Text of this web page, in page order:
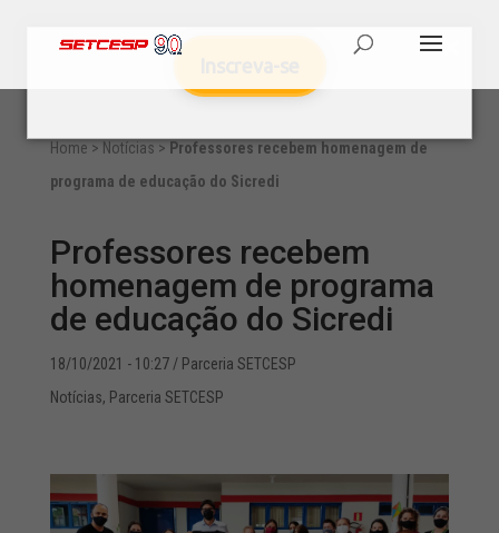
Home > Notícias > Professores recebem homenagem de
programa de educação do Sicredi
Professores recebem
homenagem de programa
de educação do Sicredi
18/10/2021 - 10:27/ Parceria SETCESP
Notícias, Parceria SETCESP